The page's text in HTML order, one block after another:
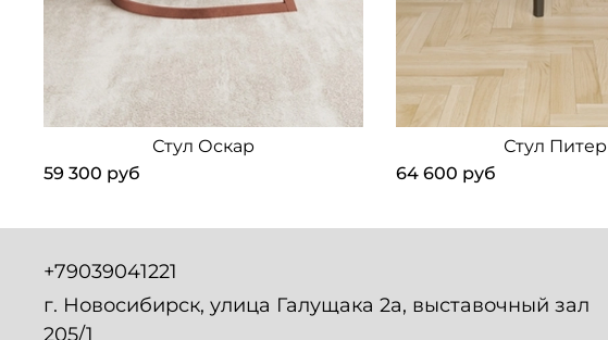
Стул Оскар
59 300 руб
Стул Питер
64 600 руб
+79039041221
г. Новосибирск, улица Галущака 2а, выставочный зал
205/1